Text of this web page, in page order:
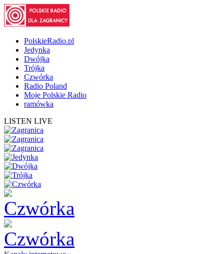
PolskieRadio.pl
Jedynka
Dwójka
Trójka
Czwórka
Radio Poland
Moje Polskie Radio
ramówka
LISTEN LIVE